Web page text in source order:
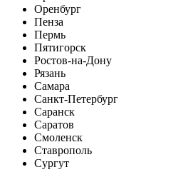
Оренбург
Пенза
Пермь
Пятигорск
Ростов-на-Дону
Рязань
Самара
Санкт-Петербург
Саранск
Саратов
Смоленск
Ставрополь
Сургут